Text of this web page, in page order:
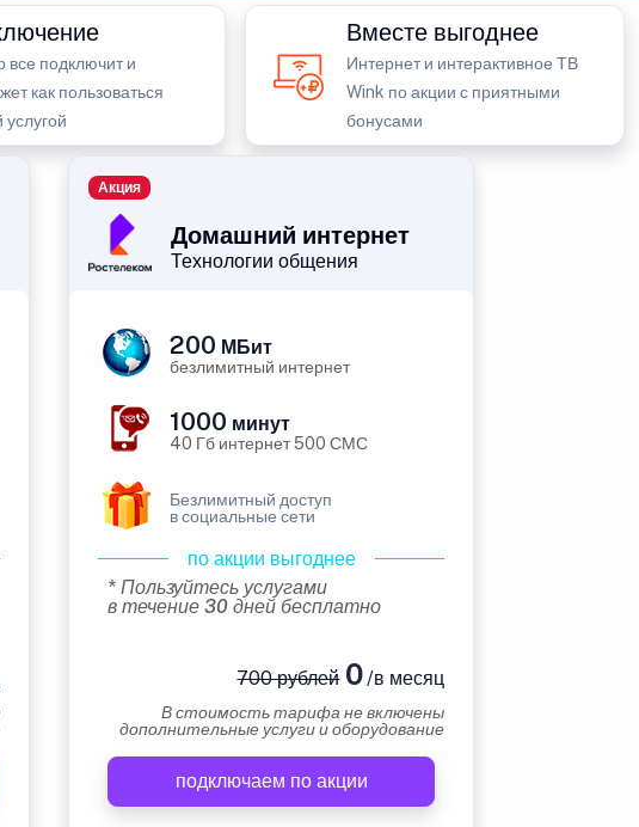
все подключит и
как пользоваться
услугой
Вместе выгоднее
Интернет и интерактивное ТВ
Wink по акции с приятными
бонусами
Домашний интернет
Технологии общения
Акция
200 МБит
безлимитный интернет
1000 минут
40 Гб интернет 500 СМС
Безлимитный доступ
в социальные сети
по акции выгоднее
* Пользуйтесь услугами
в течение 30 дней бесплатно
700 рублей0/в месяц
В стоимость тарифа не включены
дополнительные услуги и оборудование
подключаем по акции